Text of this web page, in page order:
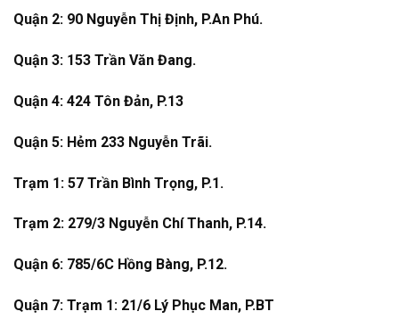
Quận 2: 90 Nguyễn Thị Định, P.An Phú.
Quận 3: 153 Trần Văn Đang.
Quận 4: 424 Tôn Đản, P.13
Quận 5: Hẻm 233 Nguyễn Trãi.
Trạm 1: 57 Trần Bình Trọng, P.1.
Trạm 2: 279/3 Nguyễn Chí Thanh, P.14.
Quận 6: 785/6C Hồng Bàng, P.12.
Quận 7: Trạm 1: 21/6 Lý Phục Man, P.BT